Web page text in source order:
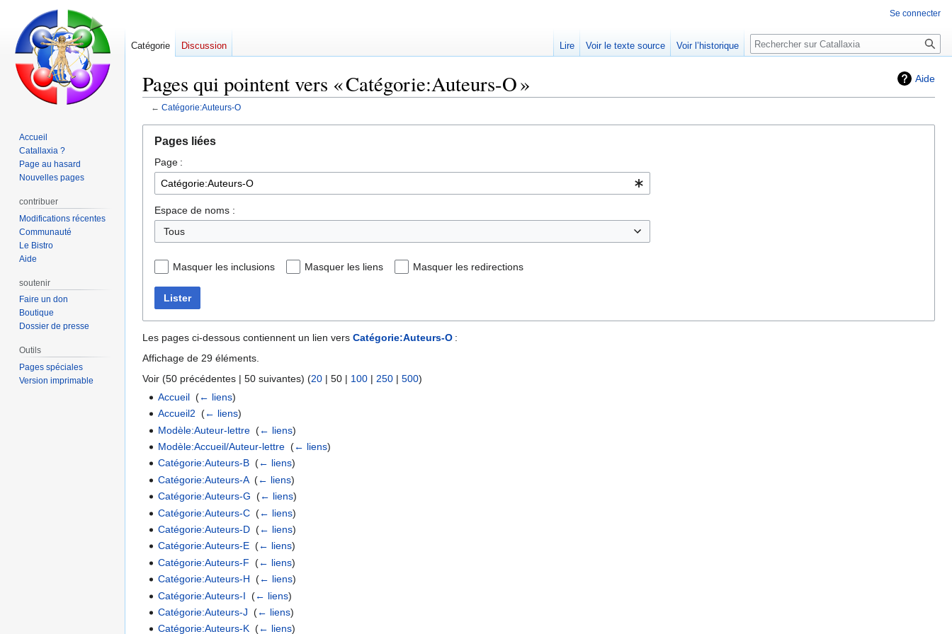
Aide
Pages qui pointent vers « Catégorie:Auteurs-O »
← Catégorie:Auteurs-O
navigation
recherche
Pages liées
Page :
Espace de noms :
Tous
Masquer les inclusions Masquer les liens Masquer les redirections
Lister
Les pages ci-dessous contiennent un lien vers Catégorie:Auteurs-O :
Affichage de 29 éléments.
Voir (50 précédentes | 50 suivantes) (20 | 50 | 100 | 250 | 500)
Accueil ‎(← liens)
Accueil2 ‎(← liens)
Modèle:Auteur-lettre ‎(← liens)
Modèle:Accueil/Auteur-lettre ‎(← liens)
Catégorie:Auteurs-B ‎(← liens)
Catégorie:Auteurs-A‎(← liens)
Catégorie:Auteurs-G ‎(← liens)
Catégorie:Auteurs-C ‎(← liens)
Catégorie:Auteurs-D ‎(← liens)
Catégorie:Auteurs-E ‎(← liens)
Catégorie:Auteurs-F ‎(← liens)
Catégorie:Auteurs-H ‎(← liens)
Catégorie:Auteurs-I ‎(← liens)
Catégorie:Auteurs-J ‎(← liens)
Catégorie:Auteurs-K ‎(← liens)
Se connecter
Catégorie Discussion Lire Voir le texte source Voir l’historique Rechercher
Accueil
Catallaxia ?
Page au hasard
Nouvelles pages
contribuer
Modifications récentes
Communauté
Le Bistro
Aide
soutenir
Faire un don
Boutique
Dossier de presse
Outils
Pages spéciales
Version imprimable